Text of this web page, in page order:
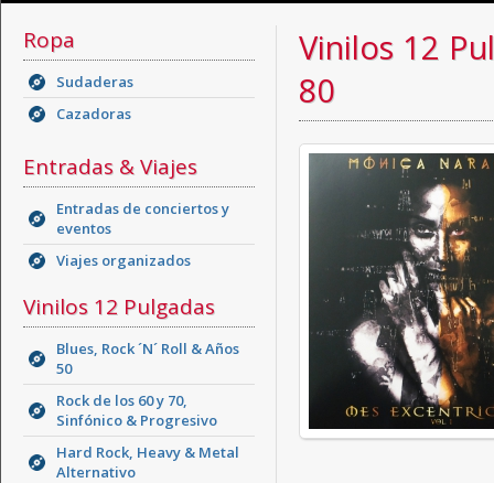
Ropa
Sudaderas
Cazadoras
Entradas & Viajes
Entradas de conciertos y
eventos
Viajes organizados
Vinilos 12 Pulgadas
Blues, Rock ´N´ Roll & Años
50
Rock de los 60 y 70,
Sinfónico & Progresivo
Hard Rock, Heavy & Metal
Alternativo
Vinilos 12
80